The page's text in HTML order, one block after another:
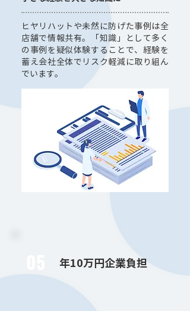
ヒヤリハットや未然に防げた事例は全
店舗で情報共有。「知識」として多く
の事例を疑似体験することで、経験を
蓄え会社全体でリスク軽減に取り組ん
でいます。
年10万円企業負担